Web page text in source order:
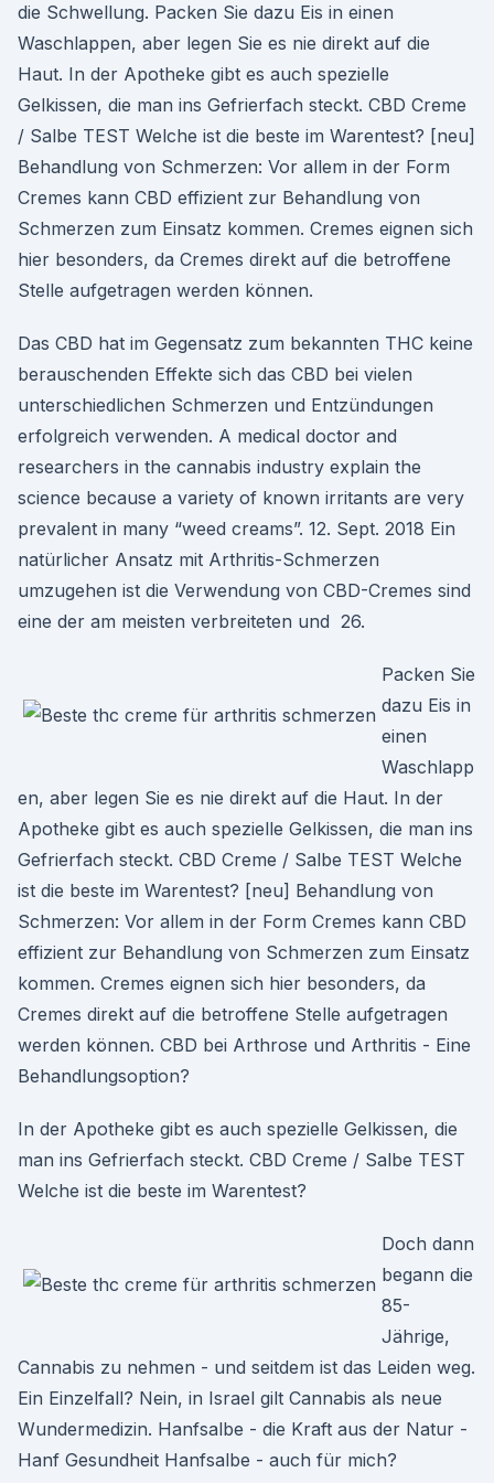
die Schwellung. Packen Sie dazu Eis in einen
Waschlappen, aber legen Sie es nie direkt auf die
Haut. In der Apotheke gibt es auch spezielle
Gelkissen, die man ins Gefrierfach steckt. CBD Creme
/ Salbe TEST Welche ist die beste im Warentest? [neu]
Behandlung von Schmerzen: Vor allem in der Form
Cremes kann CBD effizient zur Behandlung von
Schmerzen zum Einsatz kommen. Cremes eignen sich
hier besonders, da Cremes direkt auf die betroffene
Stelle aufgetragen werden können.
Das CBD hat im Gegensatz zum bekannten THC keine
berauschenden Effekte sich das CBD bei vielen
unterschiedlichen Schmerzen und Entzündungen
erfolgreich verwenden. A medical doctor and
researchers in the cannabis industry explain the
science because a variety of known irritants are very
prevalent in many “weed creams”. 12. Sept. 2018 Ein
natürlicher Ansatz mit Arthritis-Schmerzen
umzugehen ist die Verwendung von CBD-Cremes sind
eine der am meisten verbreiteten und 26.
Packen Sie
dazu Eis in
einen
Waschlapp
en, aber legen Sie es nie direkt auf die Haut. In der
Apotheke gibt es auch spezielle Gelkissen, die man ins
Gefrierfach steckt. CBD Creme / Salbe TEST Welche
ist die beste im Warentest? [neu] Behandlung von
Schmerzen: Vor allem in der Form Cremes kann CBD
effizient zur Behandlung von Schmerzen zum Einsatz
kommen. Cremes eignen sich hier besonders, da
Cremes direkt auf die betroffene Stelle aufgetragen
werden können. CBD bei Arthrose und Arthritis - Eine
Behandlungsoption?
In der Apotheke gibt es auch spezielle Gelkissen, die
man ins Gefrierfach steckt. CBD Creme / Salbe TEST
Welche ist die beste im Warentest?
Doch dann
begann die
85-
Jährige,
Cannabis zu nehmen - und seitdem ist das Leiden weg.
Ein Einzelfall? Nein, in Israel gilt Cannabis als neue
Wundermedizin. Hanfsalbe - die Kraft aus der Natur -
Hanf Gesundheit Hanfsalbe - auch für mich?